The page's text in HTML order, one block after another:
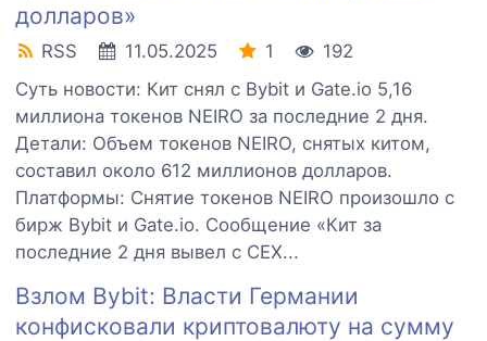
долларов»
RSS 11.05.2025 1
192
Суть новости: Кит снял с Bybit и Gate.io 5,16
миллиона токенов NEIRO за последние 2 дня.
Детали: Объем токенов NEIRO, снятых китом,
составил около 612 миллионов долларов.
Платформы: Снятие токенов NEIRO произошло с
бирж Bybit и Gate.io. Сообщение «Кит за
последние 2 дня вывел с CEX...
Взлом Bybit: Власти Германии
конфисковали криптовалюту на сумму